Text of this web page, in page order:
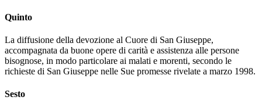
Quinto
La diffusione della devozione al Cuore di San Giuseppe,
accompagnata da buone opere di carità e assistenza alle persone
bisognose, in modo particolare ai malati e morenti, secondo le
richieste di San Giuseppe nelle Sue promesse rivelate a marzo 1998.
Sesto